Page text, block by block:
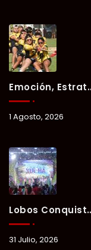
Emoción, Estrategia Y Trabajo En Equipo Marcan El Segundo Día Del Verano Xul-Há 2026.
1 Agosto, 2026
Lobos Conquista La Primera Competencia Del Verano Xul-Há 2026 En Una Noche Llena De Talento Y Energía.
31 Julio, 2026